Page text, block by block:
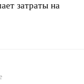
затраты на